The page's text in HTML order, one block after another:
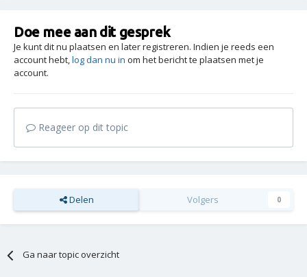
Doe mee aan dit gesprek
Je kunt dit nu plaatsen en later registreren. Indien je reeds een
account hebt,log dan nu in om het bericht te plaatsen met je
account.
Reageer op dit topic
Delen Volgers 0
Ga naar topic overzicht